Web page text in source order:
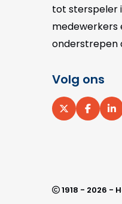
tot sterspeler
medewerkers
onderstrepen
Volg ons
Ga
Ga
1918 - 2026 -